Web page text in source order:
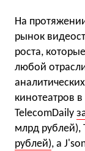
На
рынок
роста,
любой
кинотеатров
TelecomDaily
млрд
рублей), а